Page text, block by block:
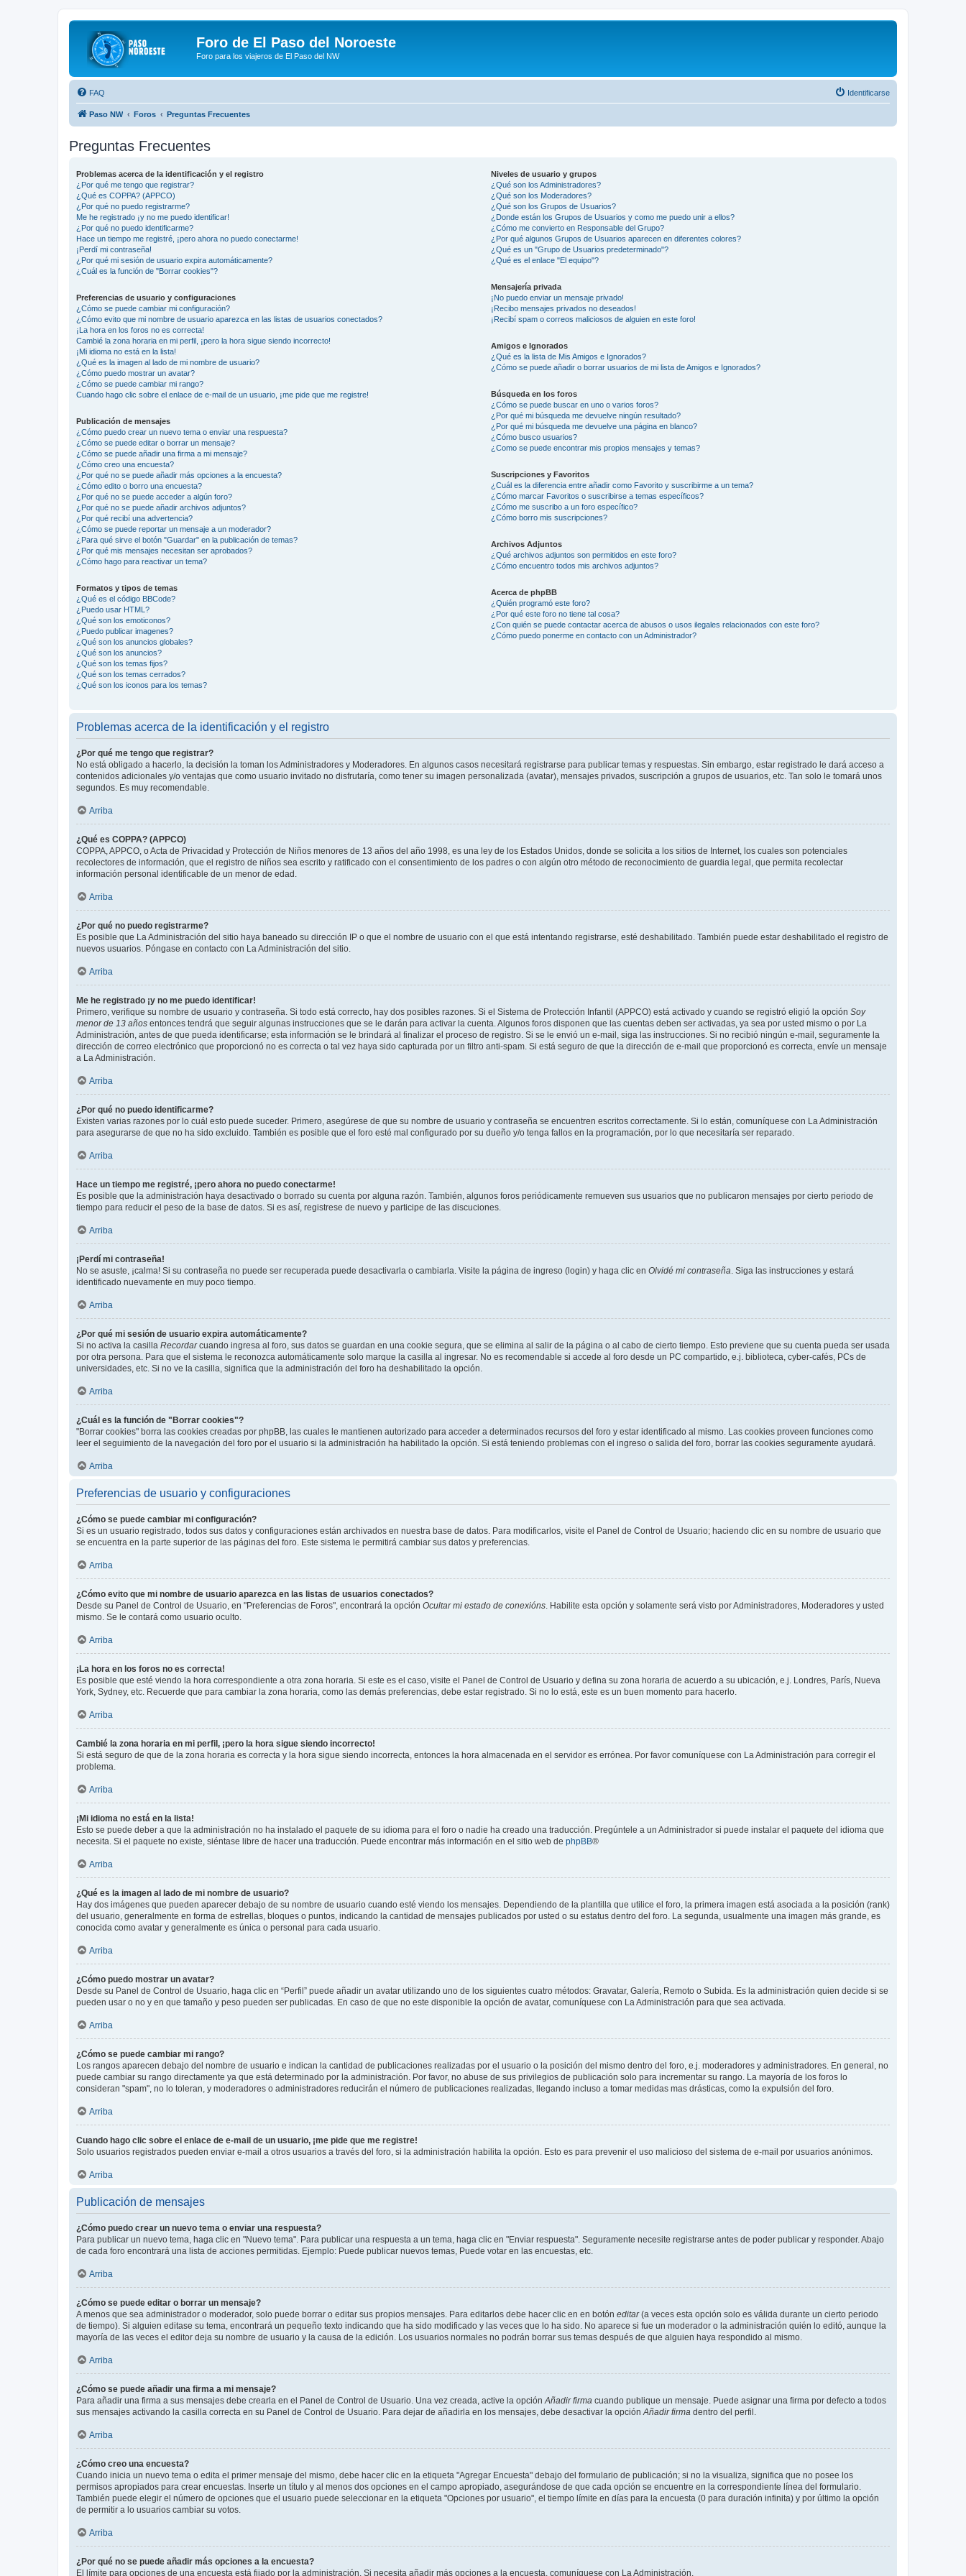
Foro de El Paso del Noroeste
Foro para los viajeros de El Paso del NW
FAQ Identificarse
Paso NW Foros Preguntas Frecuentes
Preguntas Frecuentes
Problemas acerca de la identificación y el registro
¿Por qué me tengo que registrar?
¿Qué es COPPA? (APPCO)
¿Por qué no puedo registrarme?
Me he registrado ¡y no me puedo identificar!
¿Por qué no puedo identificarme?
Hace un tiempo me registré, ¡pero ahora no puedo conectarme!
¡Perdí mi contraseña!
¿Por qué mi sesión de usuario expira automáticamente?
¿Cuál es la función de "Borrar cookies"?
Preferencias de usuario y configuraciones
¿Cómo se puede cambiar mi configuración?
¿Cómo evito que mi nombre de usuario aparezca en las listas de usuarios conectados?
¡La hora en los foros no es correcta!
Cambié la zona horaria en mi perfil, ¡pero la hora sigue siendo incorrecto!
¡Mi idioma no está en la lista!
¿Qué es la imagen al lado de mi nombre de usuario?
¿Cómo puedo mostrar un avatar?
¿Cómo se puede cambiar mi rango?
Cuando hago clic sobre el enlace de e-mail de un usuario, ¡me pide que me registre!
Publicación de mensajes
¿Cómo puedo crear un nuevo tema o enviar una respuesta?
¿Cómo se puede editar o borrar un mensaje?
¿Cómo se puede añadir una firma a mi mensaje?
¿Cómo creo una encuesta?
¿Por qué no se puede añadir más opciones a la encuesta?
¿Cómo edito o borro una encuesta?
¿Por qué no se puede acceder a algún foro?
¿Por qué no se puede añadir archivos adjuntos?
¿Por qué recibí una advertencia?
¿Cómo se puede reportar un mensaje a un moderador?
¿Para qué sirve el botón "Guardar" en la publicación de temas?
¿Por qué mis mensajes necesitan ser aprobados?
¿Cómo hago para reactivar un tema?
Formatos y tipos de temas
¿Qué es el código BBCode?
¿Puedo usar HTML?
¿Qué son los emoticonos?
¿Puedo publicar imagenes?
¿Qué son los anuncios globales?
¿Qué son los anuncios?
¿Qué son los temas fijos?
¿Qué son los temas cerrados?
¿Qué son los iconos para los temas?
Niveles de usuario y grupos
¿Qué son los Administradores?
¿Qué son los Moderadores?
¿Qué son los Grupos de Usuarios?
¿Donde están los Grupos de Usuarios y como me puedo unir a ellos?
¿Cómo me convierto en Responsable del Grupo?
¿Por qué algunos Grupos de Usuarios aparecen en diferentes colores?
¿Qué es un "Grupo de Usuarios predeterminado"?
¿Qué es el enlace "El equipo"?
Mensajería privada
¡No puedo enviar un mensaje privado!
¡Recibo mensajes privados no deseados!
¡Recibí spam o correos maliciosos de alguien en este foro!
Amigos e Ignorados
¿Qué es la lista de Mis Amigos e Ignorados?
¿Cómo se puede añadir o borrar usuarios de mi lista de Amigos e Ignorados?
Búsqueda en los foros
¿Cómo se puede buscar en uno o varios foros?
¿Por qué mi búsqueda me devuelve ningún resultado?
¿Por qué mi búsqueda me devuelve una página en blanco?
¿Cómo busco usuarios?
¿Como se puede encontrar mis propios mensajes y temas?
Suscripciones y Favoritos
¿Cuál es la diferencia entre añadir como Favorito y suscribirme a un tema?
¿Cómo marcar Favoritos o suscribirse a temas específicos?
¿Cómo me suscribo a un foro específico?
¿Cómo borro mis suscripciones?
Archivos Adjuntos
¿Qué archivos adjuntos son permitidos en este foro?
¿Cómo encuentro todos mis archivos adjuntos?
Acerca de phpBB
¿Quién programó este foro?
¿Por qué este foro no tiene tal cosa?
¿Con quién se puede contactar acerca de abusos o usos ilegales relacionados con este foro?
¿Cómo puedo ponerme en contacto con un Administrador?
Problemas acerca de la identificación y el registro
¿Por qué me tengo que registrar?
No está obligado a hacerlo, la decisión la toman los Administradores y Moderadores. En algunos casos necesitará registrarse para publicar temas y respuestas. Sin embargo, estar registrado le dará acceso a
contenidos adicionales y/o ventajas que como usuario invitado no disfrutaría, como tener su imagen personalizada (avatar), mensajes privados, suscripción a grupos de usuarios, etc. Tan solo le tomará unos
segundos. Es muy recomendable.
Arriba
¿Qué es COPPA? (APPCO)
COPPA, APPCO, o Acta de Privacidad y Protección de Niños menores de 13 años del año 1998, es una ley de los Estados Unidos, donde se solicita a los sitios de Internet, los cuales son potenciales
recolectores de información, que el registro de niños sea escrito y ratificado con el consentimiento de los padres o con algún otro método de reconocimiento de guardia legal, que permita recolectar
información personal identificable de un menor de edad.
Arriba
¿Por qué no puedo registrarme?
Es posible que La Administración del sitio haya baneado su dirección IP o que el nombre de usuario con el que está intentando registrarse, esté deshabilitado. También puede estar deshabilitado el registro de
nuevos usuarios. Póngase en contacto con La Administración del sitio.
Arriba
Me he registrado ¡y no me puedo identificar!
Primero, verifique su nombre de usuario y contraseña. Si todo está correcto, hay dos posibles razones. Si el Sistema de Protección Infantil (APPCO) está activado y cuando se registró eligió la opción Soy
menor de 13 años entonces tendrá que seguir algunas instrucciones que se le darán para activar la cuenta. Algunos foros disponen que las cuentas deben ser activadas, ya sea por usted mismo o por La
Administración, antes de que pueda identificarse; esta información se le brindará al finalizar el proceso de registro. Si se le envió un e-mail, siga las instrucciones. Si no recibió ningún e-mail, seguramente la
dirección de correo electrónico que proporcionó no es correcta o tal vez haya sido capturada por un filtro anti-spam. Si está seguro de que la dirección de e-mail que proporcionó es correcta, envíe un mensaje
a La Administración.
Arriba
¿Por qué no puedo identificarme?
Existen varias razones por lo cuál esto puede suceder. Primero, asegúrese de que su nombre de usuario y contraseña se encuentren escritos correctamente. Si lo están, comuníquese con La Administración
para asegurarse de que no ha sido excluido. También es posible que el foro esté mal configurado por su dueño y/o tenga fallos en la programación, por lo que necesitaría ser reparado.
Arriba
Hace un tiempo me registré, ¡pero ahora no puedo conectarme!
Es posible que la administración haya desactivado o borrado su cuenta por alguna razón. También, algunos foros periódicamente remueven sus usuarios que no publicaron mensajes por cierto periodo de
tiempo para reducir el peso de la base de datos. Si es así, registrese de nuevo y participe de las discuciones.
Arriba
¡Perdí mi contraseña!
No se asuste, ¡calma! Si su contraseña no puede ser recuperada puede desactivarla o cambiarla. Visite la página de ingreso (login) y haga clic en Olvidé mi contraseña . Siga las instrucciones y estará
identificado nuevamente en muy poco tiempo.
Arriba
¿Por qué mi sesión de usuario expira automáticamente?
Si no activa la casilla Recordarcuando ingresa al foro, sus datos se guardan en una cookie segura, que se elimina al salir de la página o al cabo de cierto tiempo. Esto previene que su cuenta pueda ser usada
por otra persona. Para que el sistema le reconozca automáticamente solo marque la casilla al ingresar. No es recomendable si accede al foro desde un PC compartido, e.j. biblioteca, cyber-cafés, PCs de
universidades, etc. Si no ve la casilla, significa que la administración del foro ha deshabilitado la opción.
Arriba
¿Cuál es la función de "Borrar cookies"?
"Borrar cookies" borra las cookies creadas por phpBB, las cuales le mantienen autorizado para acceder a determinados recursos del foro y estar identificado al mismo. Las cookies proveen funciones como
leer el seguimiento de la navegación del foro por el usuario si la administración ha habilitado la opción. Si está teniendo problemas con el ingreso o salida del foro, borrar las cookies seguramente ayudará.
Arriba
Preferencias de usuario y configuraciones
¿Cómo se puede cambiar mi configuración?
Si es un usuario registrado, todos sus datos y configuraciones están archivados en nuestra base de datos. Para modificarlos, visite el Panel de Control de Usuario; haciendo clic en su nombre de usuario que
se encuentra en la parte superior de las páginas del foro. Este sistema le permitirá cambiar sus datos y preferencias.
Arriba
¿Cómo evito que mi nombre de usuario aparezca en las listas de usuarios conectados?
Desde su Panel de Control de Usuario, en "Preferencias de Foros", encontrará la opción Ocultar mi estado de conexións . Habilite esta opción y solamente será visto por Administradores, Moderadores y usted
mismo. Se le contará como usuario oculto.
Arriba
¡La hora en los foros no es correcta!
Es posible que esté viendo la hora correspondiente a otra zona horaria. Si este es el caso, visite el Panel de Control de Usuario y defina su zona horaria de acuerdo a su ubicación, e.j. Londres, París, Nueva
York, Sydney, etc. Recuerde que para cambiar la zona horaria, como las demás preferencias, debe estar registrado. Si no lo está, este es un buen momento para hacerlo.
Arriba
Cambié la zona horaria en mi perfil, ¡pero la hora sigue siendo incorrecto!
Si está seguro de que de la zona horaria es correcta y la hora sigue siendo incorrecta, entonces la hora almacenada en el servidor es errónea. Por favor comuníquese con La Administración para corregir el
problema.
Arriba
¡Mi idioma no está en la lista!
Esto se puede deber a que la administración no ha instalado el paquete de su idioma para el foro o nadie ha creado una traducción. Pregúntele a un Administrador si puede instalar el paquete del idioma que
necesita. Si el paquete no existe, siéntase libre de hacer una traducción. Puede encontrar más información en el sitio web de phpBB®
Arriba
¿Qué es la imagen al lado de mi nombre de usuario?
Hay dos imágenes que pueden aparecer debajo de su nombre de usuario cuando esté viendo los mensajes. Dependiendo de la plantilla que utilice el foro, la primera imagen está asociada a la posición (rank)
del usuario, generalmente en forma de estrellas, bloques o puntos, indicando la cantidad de mensajes publicados por usted o su estatus dentro del foro. La segunda, usualmente una imagen más grande, es
conocida como avatar y generalmente es única o personal para cada usuario.
Arriba
¿Cómo puedo mostrar un avatar?
Desde su Panel de Control de Usuario, haga clic en “Perfil” puede añadir un avatar utilizando uno de los siguientes cuatro métodos: Gravatar, Galería, Remoto o Subida. Es la administración quien decide si se
pueden usar o no y en que tamaño y peso pueden ser publicadas. En caso de que no este disponible la opción de avatar, comuníquese con La Administración para que sea activada.
Arriba
¿Cómo se puede cambiar mi rango?
Los rangos aparecen debajo del nombre de usuario e indican la cantidad de publicaciones realizadas por el usuario o la posición del mismo dentro del foro, e.j. moderadores y administradores. En general, no
puede cambiar su rango directamente ya que está determinado por la administración. Por favor, no abuse de sus privilegios de publicación solo para incrementar su rango. La mayoría de los foros lo
consideran "spam", no lo toleran, y moderadores o administradores reducirán el número de publicaciones realizadas, llegando incluso a tomar medidas mas drásticas, como la expulsión del foro.
Arriba
Cuando hago clic sobre el enlace de e-mail de un usuario, ¡me pide que me registre!
Solo usuarios registrados pueden enviar e-mail a otros usuarios a través del foro, si la administración habilita la opción. Esto es para prevenir el uso malicioso del sistema de e-mail por usuarios anónimos.
Arriba
Publicación de mensajes
¿Cómo puedo crear un nuevo tema o enviar una respuesta?
Para publicar un nuevo tema, haga clic en "Nuevo tema". Para publicar una respuesta a un tema, haga clic en "Enviar respuesta". Seguramente necesite registrarse antes de poder publicar y responder. Abajo
de cada foro encontrará una lista de acciones permitidas. Ejemplo: Puede publicar nuevos temas, Puede votar en las encuestas, etc.
Arriba
¿Cómo se puede editar o borrar un mensaje?
A menos que sea administrador o moderador, solo puede borrar o editar sus propios mensajes. Para editarlos debe hacer clic en en botón editar(a veces esta opción solo es válida durante un cierto periodo
de tiempo). Si alguien editase su tema, encontrará un pequeño texto indicando que ha sido modificado y las veces que lo ha sido. No aparece si fue un moderador o la administración quién lo editó, aunque la
mayoría de las veces el editor deja su nombre de usuario y la causa de la edición. Los usuarios normales no podrán borrar sus temas después de que alguien haya respondido al mismo.
Arriba
¿Cómo se puede añadir una firma a mi mensaje?
Para añadir una firma a sus mensajes debe crearla en el Panel de Control de Usuario. Una vez creada, active la opción Añadir firma cuando publique un mensaje. Puede asignar una firma por defecto a todos
sus mensajes activando la casilla correcta en su Panel de Control de Usuario. Para dejar de añadirla en los mensajes, debe desactivar la opción Añadir firma dentro del perfil.
Arriba
¿Cómo creo una encuesta?
Cuando inicia un nuevo tema o edita el primer mensaje del mismo, debe hacer clic en la etiqueta "Agregar Encuesta" debajo del formulario de publicación; si no la visualiza, significa que no posee los
permisos apropiados para crear encuestas. Inserte un título y al menos dos opciones en el campo apropiado, asegurándose de que cada opción se encuentre en la correspondiente línea del formulario.
También puede elegir el número de opciones que el usuario puede seleccionar en la etiqueta "Opciones por usuario", el tiempo límite en días para la encuesta (0 para duración infinita) y por último la opción
de permitir a lo usuarios cambiar su votos.
Arriba
¿Por qué no se puede añadir más opciones a la encuesta?
El límite para opciones de una encuesta está fijado por la administración. Si necesita añadir más opciones a la encuesta, comuníquese con La Administración.